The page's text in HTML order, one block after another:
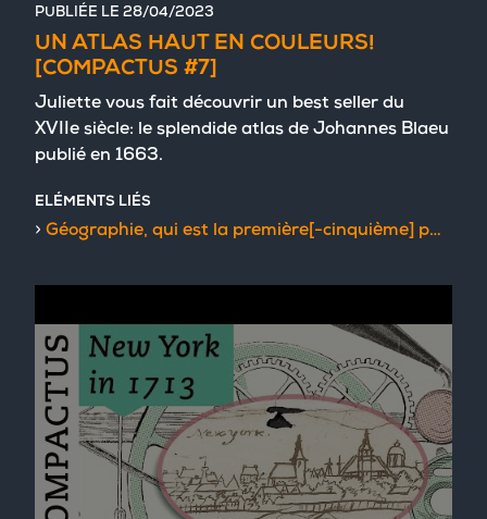
PUBLIÉE LE 28/04/2023
UN ATLAS HAUT EN COULEURS!
[COMPACTUS #7]
Juliette vous fait découvrir un best seller du
XVIIe siècle: le splendide atlas de Johannes Blaeu
publié en 1663.
ELÉMENTS LIÉS
Géographie, qui est la première[-cinquième] partie de la cosmographie blaviane : en laquelle la terre est représentée dans des cartes et illustrée de descriptions